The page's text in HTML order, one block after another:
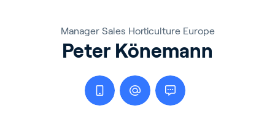
Manager Sales Horticulture Europe
Peter Könemann